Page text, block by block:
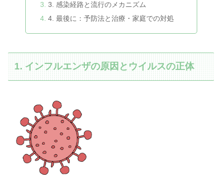
3. 感染経路と流行のメカニズム
4. 最後に：予防法と治療・家庭での対処
1. インフルエンザの原因とウイルスの正体